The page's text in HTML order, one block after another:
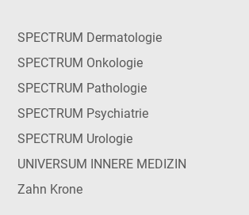
SPECTRUM Dermatologie
SPECTRUM Onkologie
SPECTRUM Pathologie
SPECTRUM Psychiatrie
SPECTRUM Urologie
UNIVERSUM INNERE MEDIZIN
Zahn Krone